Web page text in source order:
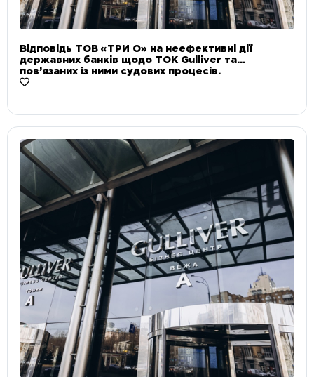
Відповідь ТОВ «ТРИ О» на неефективні дії
державних банків щодо ТОК Gulliver та
пов’язаних із ними судових процесів.